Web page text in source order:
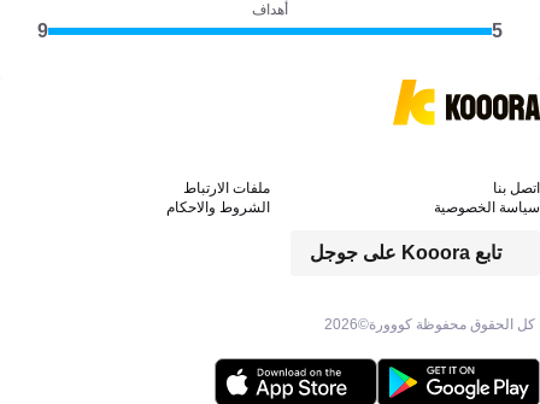
أهداف
5
9
كل الحقوق محفوظة كووورة©2026
تابع Kooora على جوجل
اتصل بنا
ملفات الارتباط
سياسة الخصوصية
الشروط والاحكام